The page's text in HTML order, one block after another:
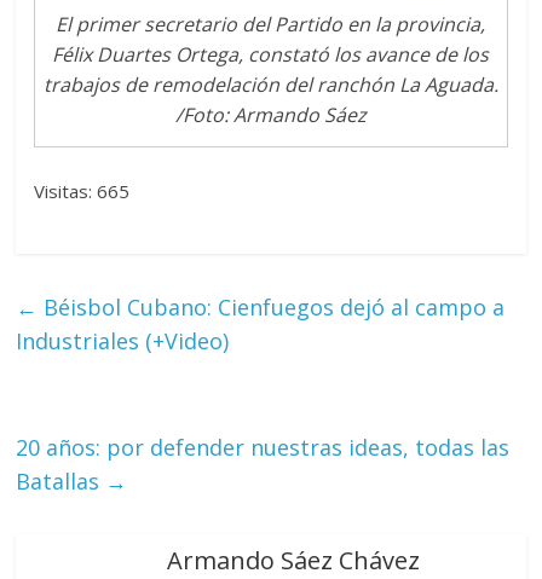
El primer secretario del Partido en la provincia,
Félix Duartes Ortega, constató los avance de los
trabajos de remodelación del ranchón La Aguada.
/Foto: Armando Sáez
Visitas: 665
← Béisbol Cubano: Cienfuegos dejó al campo a
Industriales (+Video)
20 años: por defender nuestras ideas, todas las
Batallas →
Armando Sáez Chávez